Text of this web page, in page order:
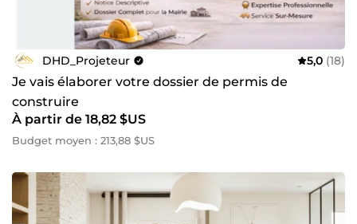
DHD_Projeteur 5,0 (18)
Je vais élaborer votre dossier de permis de
construire
À partir de 18,82 $US
Budget moyen : 213,88 $US